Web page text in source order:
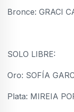
Bronce: GRACI
SOLO LIBRE:
Oro: SOFÍA
Plata: MIREIA